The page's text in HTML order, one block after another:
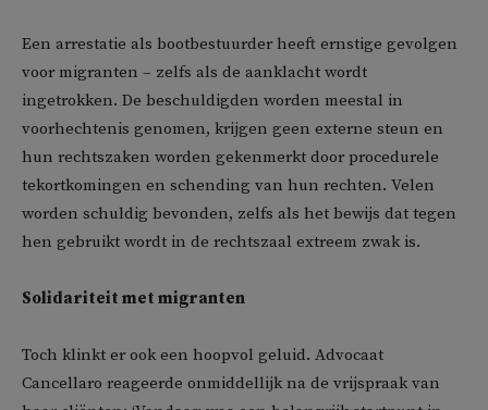
Een arrestatie als bootbestuurder heeft ernstige gevolgen
voor migranten – zelfs als de aanklacht wordt
ingetrokken. De beschuldigden worden meestal in
voorhechtenis genomen, krijgen geen externe steun en
hun rechtszaken worden gekenmerkt door procedurele
tekortkomingen en schending van hun rechten. Velen
worden schuldig bevonden, zelfs als het bewijs dat tegen
hen gebruikt wordt in de rechtszaal extreem zwak is.
Solidariteit met migranten
Toch klinkt er ook een hoopvol geluid. Advocaat
Cancellaro reageerde onmiddellijk na de vrijspraak van